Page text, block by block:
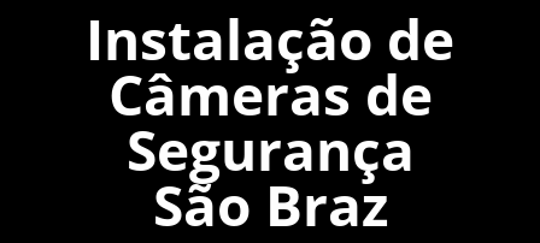
Instalação de
Câmeras de
Segurança
São Braz